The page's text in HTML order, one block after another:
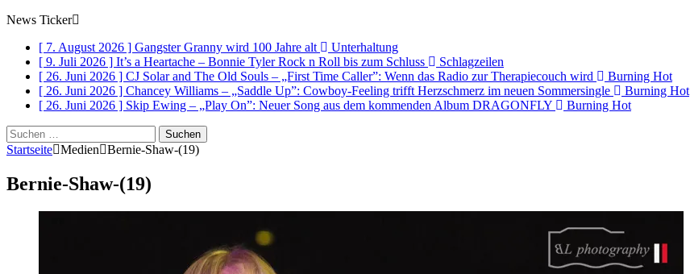
News Ticker
[ 7. August 2026 ] Gangster Granny wird 100 Jahre alt
Unterhaltung
[ 9. Juli 2026 ] It’s a Heartache – Bonnie Tyler Rock n Roll bis zum Schluss
Schlagzeilen
[ 26. Juni 2026 ] CJ Solar and The Old Souls – „First Time Caller”: Wenn das Radio zur Therapiecouch wird
Burning Hot
[ 26. Juni 2026 ] Chancey Williams – „Saddle Up”: Cowboy-Feeling trifft Herzschmerz im neuen Sommersingle
Burning Hot
[ 26. Juni 2026 ] Skip Ewing – „Play On”: Neuer Song aus dem kommenden Album DRAGONFLY
Burning Hot
Suchen
nach:
Startseite Medien Bernie-Shaw-(19)
Bernie-Shaw-(19)